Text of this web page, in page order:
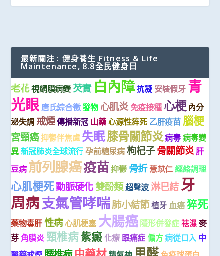
最新關注 : 健身養生 Fitness & Life
Maintenance, 8.8全民健身日
老花視網膜病變 芡實 白內障 抗凝 安裝假牙 青
光眼 唐氏綜合徵 發物 心肌炎免疫接種 心梗 內分
泌失調 戒煙傳播新冠 山藥 心源性猝死 乙肝疫苗 腦梗
宮頸癌 抑鬱伴焦慮 失眠膝骨關節炎病毒 病毒變
異 新冠肺炎全球流行 孕前糖尿病 枸杞子骨關節炎 肝
豆病 前列腺癌疫苗 抑鬱 骨折 薏苡仁 經絡調理
心肌梗死動脈硬化雙酚類超聲波 淋巴結牙
周病支氣管哮喘肺小結節植牙 血癌 猝死
藥物毒肝 性病心肌梗塞 大腸癌 隱形併發症 祛濕 麥
芽 角膜炎 頸椎病紫癜 化療 跟痛症 偏方 病從口入 中